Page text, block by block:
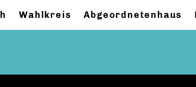
Wahlkreis Abgeordnetenhaus